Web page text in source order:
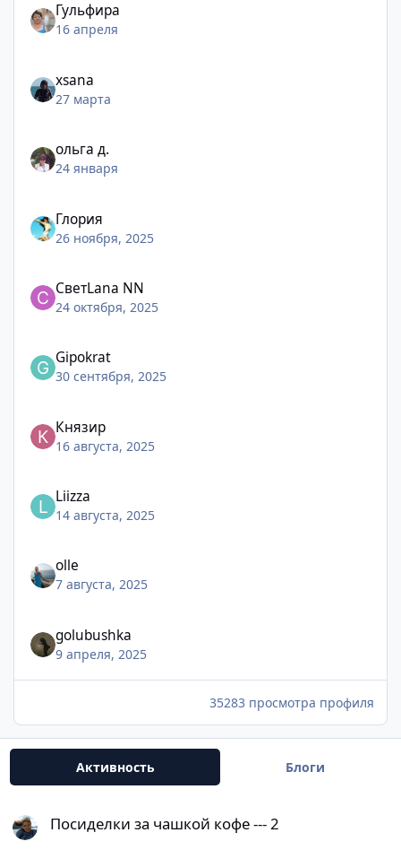
Гульфира
16 апреля
xsana
27 марта
ольга д.
24 января
Глория
26 ноября, 2025
СветLana NN
24 октября, 2025
Gipokrat
30 сентября, 2025
Князир
16 августа, 2025
Liizza
14 августа, 2025
olle
7 августа, 2025
golubushka
9 апреля, 2025
35283 просмотра профиля
Активность Блоги
Посиделки за чашкой кофе --- 2